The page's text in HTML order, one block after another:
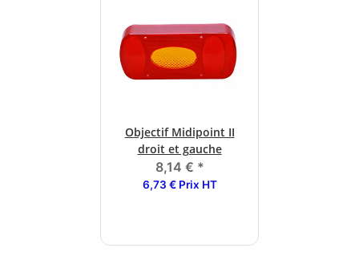
Objectif Midipoint II
droit et gauche
8,14 € *
6,73 € Prix HT